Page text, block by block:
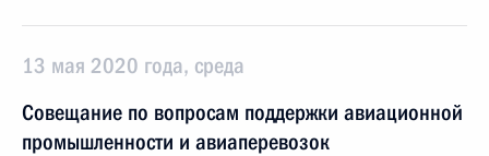
13 мая 2020 года, среда
Совещание по вопросам поддержки авиационной
промышленности и авиаперевозок